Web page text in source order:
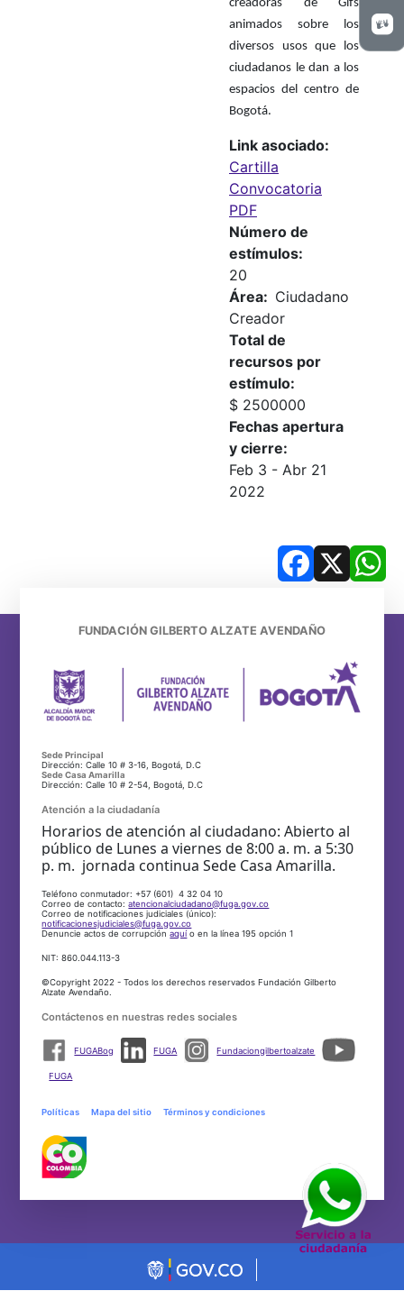
creadoras de Gifs
animados sobre los
diversos usos que los
ciudadanos le dan a los
espacios del centro de
Bogotá.
Link asociado
Cartilla
Convocatoria
PDF
Número de
estímulos
20
Área
Ciudadano
Creador
Total de
recursos por
estímulo
$ 2500000
Fechas apertura
y cierre
Feb 3 - Abr 21
2022
Facebook
X
FUNDACIÓN GILBERTO ALZATE AVENDAÑO
Sede Principal
Dirección: Calle 10 # 3-16, Bogotá, D.C
Sede Casa Amarilla
Dirección: Calle 10 # 2-54, Bogotá, D.C
Atención a la ciudadanía
Horarios de atención al ciudadano: Abierto al
público de Lunes a viernes de 8:00 a. m. a 5:30
p. m. jornada continua Sede Casa Amarilla.
Teléfono conmutador: +57 (601) 4 32 04 10
Correo de contacto:atencionalciudadano@fuga.gov.co
Correo de notificaciones judiciales (único):
notificacionesjudiciales@fuga.gov.co
Denuncie actos de corrupciónaquío en la línea 195 opción 1
NIT: 860.044.113-3
©Copyright 2022 - Todos los derechos reservados Fundación Gilberto
Alzate Avendaño.
Contáctenos en nuestras redes sociales
FUGABog FUGA Fundaciongilbertoalzate
FUGA
Políticas Mapa del sitio Términos y condiciones